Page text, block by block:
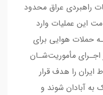
راهبردی ﻋﺮاق ﻣﺤﺪود
اﯾﻦ ﻋﻤﻠﯿﺎت وارد
ﺣﻤﻼت ﻫﻮاﯾﯽ ﺑﺮای
اﺟـﺮای ﻣﺄﻣﻮرﯾﺖﺷـﺎن
اﯾﺮان را ﻫﺪف ﻗﺮار
ﺑﻪ آﺑﺎدان ﺷﻮﻧﺪ و